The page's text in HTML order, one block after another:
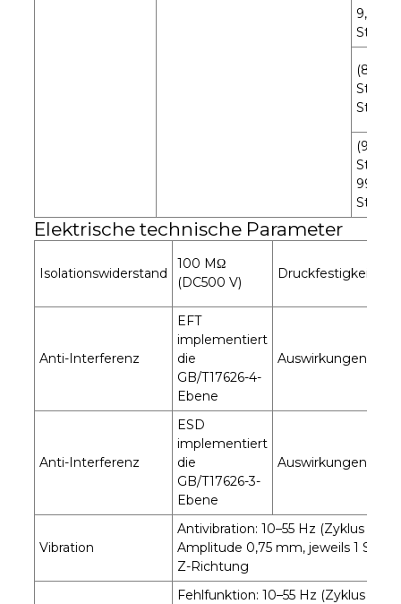
9,9
(8)1
(9)10
990
Elektrische technische Parameter
Isolationswiderstand
100 MΩ
(DC500 V)
Druckfestigkeit
Anti-Interferenz
EFT
implementiert
die
GB/T17626-4-
Ebene
Auswirkungen
Anti-Interferenz
ESD
implementiert
die
GB/T17626-3-
Ebene
Auswirkungen
Vibration
Antivibration: 10–55 Hz (Zyklus 1
Amplitude 0,75 mm, jeweils 1
Z-Richtung
Fehlfunktion: 10–55 Hz (Zyklus 1